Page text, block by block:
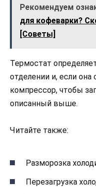
Рекомендуем
для кофеварки?
[Советы]
Термостат
отделении и, если
компрессор, чтобы
описанный выше.
Читайте также:
Разморозка
Перезагрузка